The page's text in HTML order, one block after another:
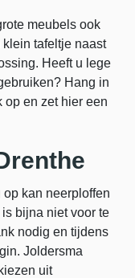
meubels ook
tafeltje naast
Heeft u lege
Hang in
op en zet hier een
kan neerploffen
bijna niet voor te
nodig en tijdens
Joldersma
uit